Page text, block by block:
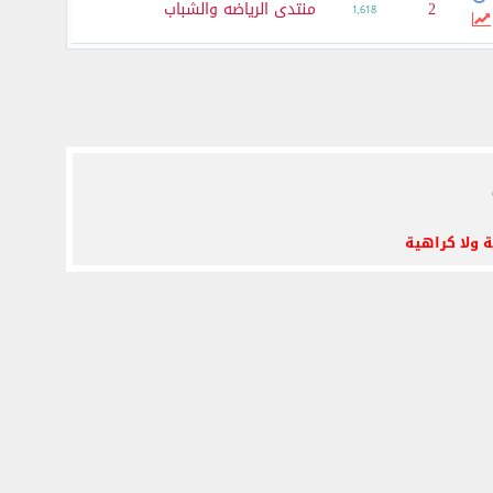
2
1,618 منتدى الرياضه والشباب
ولا كراهية